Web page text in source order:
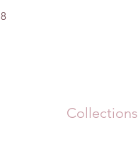
Collections